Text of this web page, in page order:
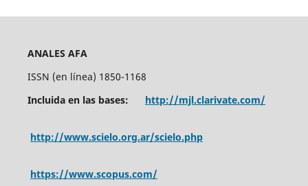
ANALES AFA
ISSN (en línea) 1850-1168
Incluida en las bases: http://mjl.clarivate.com/
http://www.scielo.org.ar/scielo.php
https://www.scopus.com/